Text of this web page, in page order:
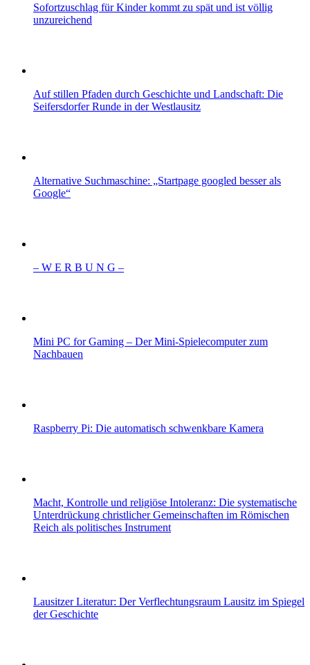
Sofortzuschlag für Kinder kommt zu spät und ist völlig
unzureichend
Auf stillen Pfaden durch Geschichte und Landschaft: Die
Seifersdorfer Runde in der Westlausitz
Alternative Suchmaschine: „Startpage googled besser als
Google“
– W Ε R Β U Ν G –
Mini PC for Gaming – Der Mini-Spielecomputer zum
Nachbauen
Raspberry Pi: Die automatisch schwenkbare Kamera
Macht, Kontrolle und religiöse Intoleranz: Die systematische
Unterdrückung christlicher Gemeinschaften im Römischen
Reich als politisches Instrument
Lausitzer Literatur: Der Verflechtungsraum Lausitz im Spiegel
der Geschichte